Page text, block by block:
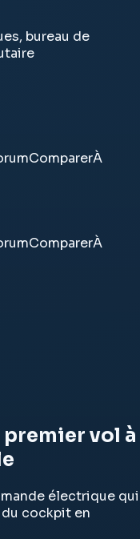
bureau de
ComparerÀ
ComparerÀ
vol à
électrique qui
cockpit en